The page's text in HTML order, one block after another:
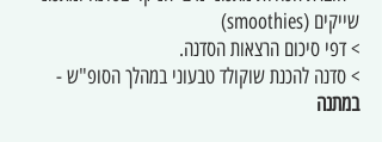
שייקים (smoothies)
> דפי סיכום הרצאות הסדנה.
> סדנה להכנת שוקולד טבעוני במהלך הסופ"ש -
במתנה